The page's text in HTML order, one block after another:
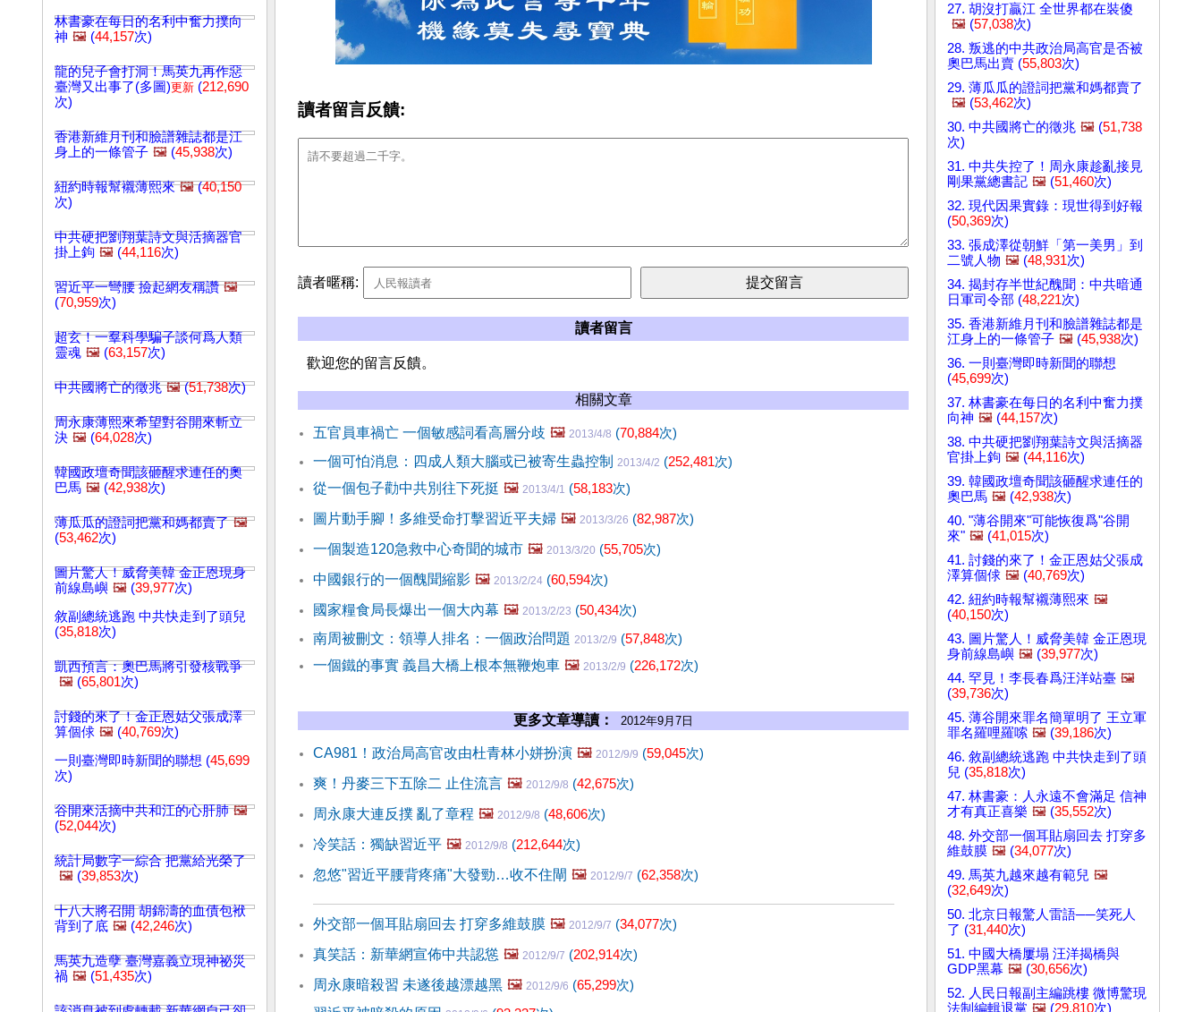
林書豪在每日的名利中奮力撲向
神 🖼️ (44,157次)
龍的兒子會打洞！馬英九再作惡
臺灣又出事了(多圖)更新 (212,690
次)
香港新維月刊和臉譜雜誌都是江
身上的一條管子 🖼️ (45,938次)
紐約時報幫襯薄熙來 🖼️(40,150
次)
中共硬把劉翔葉詩文與活摘器官
掛上鉤 🖼️ (44,116次)
習近平一彎腰 撿起網友稱讚 🖼️
(70,959次)
超玄！一羣科學騙子談何爲人類
靈魂 🖼️ (63,157次)
中共國將亡的徵兆 🖼️(51,738次)
周永康薄熙來希望對谷開來斬立
決 🖼️ (64,028次)
韓國政壇奇聞該砸醒求連任的奧
巴馬 🖼️ (42,938次)
薄瓜瓜的證詞把黨和媽都賣了 🖼️
(53,462次)
圖片驚人！威脅美韓 金正恩現身
前線島嶼 🖼️ (39,977次)
敘副總統逃跑 中共快走到了頭兒
(35,818次)
凱西預言：奧巴馬將引發核戰爭
🖼️ (65,801次)
討錢的來了！金正恩姑父張成澤
算個俅 🖼️ (40,769次)
一則臺灣即時新聞的聯想 (45,699
次)
谷開來活摘中共和江的心肝肺 🖼️
(52,044次)
統計局數字一綜合 把黨給光榮了
🖼️ (39,853次)
十八大將召開 胡錦濤的血債包袱
背到了底 🖼️ (42,246次)
馬英九造孽 臺灣嘉義立現神祕災
禍 🖼️ (51,435次)
讀者留言反饋:
讀者暱稱:
讀者留言
歡迎您的留言反饋。
相關文章
五官員車禍亡 一個敏感詞看高層分歧 🖼️ 2013/4/8 (70,884次)
一個可怕消息：四成人類大腦或已被寄生蟲控制 2013/4/2 (252,481次)
從一個包子勸中共別往下死挺 🖼️ 2013/4/1 (58,183次)
圖片動手腳！多維受命打擊習近平夫婦 🖼️ 2013/3/26 (82,987次)
一個製造120急救中心奇聞的城市 🖼️ 2013/3/20 (55,705次)
中國銀行的一個醜聞縮影 🖼️ 2013/2/24 (60,594次)
國家糧食局長爆出一個大內幕 🖼️ 2013/2/23 (50,434次)
南周被刪文：領導人排名：一個政治問題 2013/2/9 (57,848次)
一個鐵的事實 義昌大橋上根本無鞭炮車 🖼️ 2013/2/9 (226,172次)
更多文章導讀： 2012年9月7日
CA981！政治局高官改由杜青林小姘扮演 🖼️ 2012/9/9 (59,045次)
爽！丹麥三下五除二 止住流言 🖼️ 2012/9/8 (42,675次)
周永康大連反撲 亂了章程 🖼️ 2012/9/8 (48,606次)
冷笑話：獨缺習近平 🖼️ 2012/9/8 (212,644次)
忽悠"習近平腰背疼痛"大發勁…收不住閘 🖼️ 2012/9/7 (62,358次)
外交部一個耳貼扇回去 打穿多維鼓膜 🖼️ 2012/9/7 (34,077次)
真笑話：新華網宣佈中共認慫 🖼️ 2012/9/7 (202,914次)
周永康暗殺習 未遂後越漂越黑 🖼️ 2012/9/6 (65,299次)
27. 胡沒打贏江 全世界都在裝傻
🖼️ (57,038次)
28. 叛逃的中共政治局高官是否被
奧巴馬出賣 (55,803次)
29. 薄瓜瓜的證詞把黨和媽都賣了
🖼️ (53,462次)
30. 中共國將亡的徵兆 🖼️ (51,738
次)
31. 中共失控了！周永康趁亂接見
剛果黨總書記 🖼️ (51,460次)
32. 現代因果實錄：現世得到好報
(50,369次)
33. 張成澤從朝鮮「第一美男」到
二號人物 🖼️ (48,931次)
34. 揭封存半世紀醜聞：中共暗通
日軍司令部 (48,221次)
35. 香港新維月刊和臉譜雜誌都是
江身上的一條管子 🖼️ (45,938次)
36. 一則臺灣即時新聞的聯想
(45,699次)
37. 林書豪在每日的名利中奮力撲
向神 🖼️ (44,157次)
38. 中共硬把劉翔葉詩文與活摘器
官掛上鉤 🖼️ (44,116次)
39. 韓國政壇奇聞該砸醒求連任的
奧巴馬 🖼️ (42,938次)
40. "薄谷開來"可能恢復爲"谷開
來" 🖼️ (41,015次)
41. 討錢的來了！金正恩姑父張成
澤算個俅 🖼️ (40,769次)
42. 紐約時報幫襯薄熙來 🖼️
(40,150次)
43. 圖片驚人！威脅美韓 金正恩現
身前線島嶼 🖼️ (39,977次)
44. 罕見！李長春爲汪洋站臺 🖼️
(39,736次)
45. 薄谷開來罪名簡單明了 王立軍
罪名羅哩羅嗦 🖼️ (39,186次)
46. 敘副總統逃跑 中共快走到了頭
兒 (35,818次)
47. 林書豪：人永遠不會滿足 信神
才有真正喜樂 🖼️ (35,552次)
48. 外交部一個耳貼扇回去 打穿多
維鼓膜 🖼️ (34,077次)
49. 馬英九越來越有範兒 🖼️
(32,649次)
50. 北京日報驚人雷語──笑死人
了 (31,440次)
51. 中國大橋屢塌 汪洋揭橋與
GDP黑幕 🖼️ (30,656次)
52. 人民日報副主編跳樓 微博驚現
法制編輯退黨 🖼️ (29,810次)